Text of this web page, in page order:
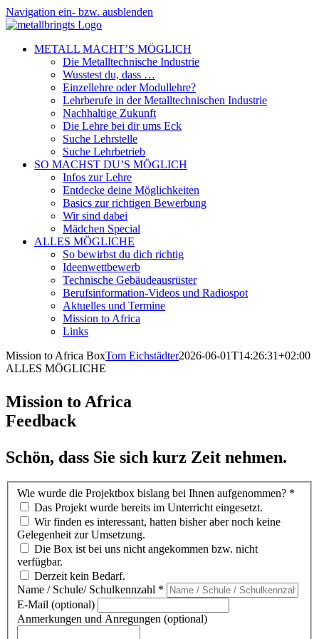
Zum
Inhalt
Navigation ein- bzw. ausblenden
METALL MACHT’S MÖGLICH
Die Metalltechnische Industrie
Wusstest du, dass …
Einzellehre oder Modullehre?
Lehrberufe in der Metalltechnischen Industrie
Nachhaltige Zukunft
Die Lehre bei dir ums Eck
Suche Lehrstelle
Suche Lehrbetrieb
SO MACHST DU’S MÖGLICH
Infos zur Lehre
Entdecke deine Möglichkeiten
Basics zur richtigen Bewerbung
Wir sind dabei
Mädchen Special
ALLES MÖGLICHE
So bewirbst du dich richtig
Ideenwettbewerb
Technische Gebäudeausrüster
Berufsinformation-Videos und Radiospot
Aktuelles und Termine
Mission to Africa
Links
Mission to Africa BoxTom Eichstädter2026-06-01T14:26:31+02:00
ALLES MÖGLICHE
Mission to Africa
Feedback
Schön, dass Sie sich kurz Zeit nehmen.
Feedback
MtA-
Box
Wie wurde die Projektbox bislang bei Ihnen aufgenommen? *
Das Projekt wurde bereits im Unterricht eingesetzt.
Wir finden es interessant, hatten bisher aber noch keine
Gelegenheit zur Umsetzung.
Die Box ist bei uns nicht angekommen bzw. nicht
verfügbar.
Derzeit kein Bedarf.
Name / Schule/ Schulkennzahl *
E-Mail (optional)
Anmerkungen und Anregungen (optional)